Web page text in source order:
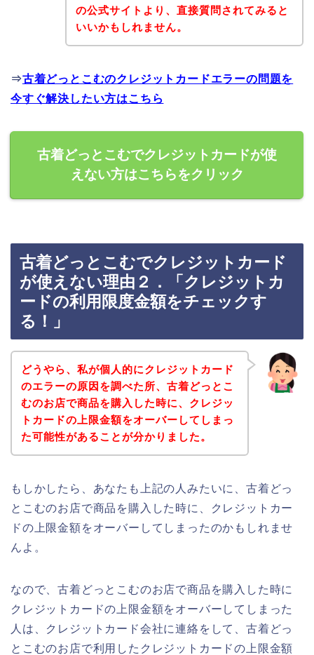
の公式サイトより、直接質問されてみると
いいかもしれません。
⇒古着どっとこむのクレジットカードエラーの問題を
今すぐ解決したい方はこちら
古着どっとこむでクレジットカードが使
えない方はこちらをクリック
古着どっとこむでクレジットカード
が使えない理由２．「クレジットカ
ードの利用限度金額をチェックす
る！」
どうやら、私が個人的にクレジットカード
のエラーの原因を調べた所、古着どっとこ
むのお店で商品を購入した時に、クレジッ
トカードの上限金額をオーバーしてしまっ
た可能性があることが分かりました。
もしかしたら、あなたも上記の人みたいに、古着どっ
とこむのお店で商品を購入した時に、クレジットカー
ドの上限金額をオーバーしてしまったのかもしれませ
んよ。
なので、古着どっとこむのお店で商品を購入した時に
クレジットカードの上限金額をオーバーしてしまった
人は、クレジットカード会社に連絡をして、古着どっ
とこむのお店で利用したクレジットカードの上限金額